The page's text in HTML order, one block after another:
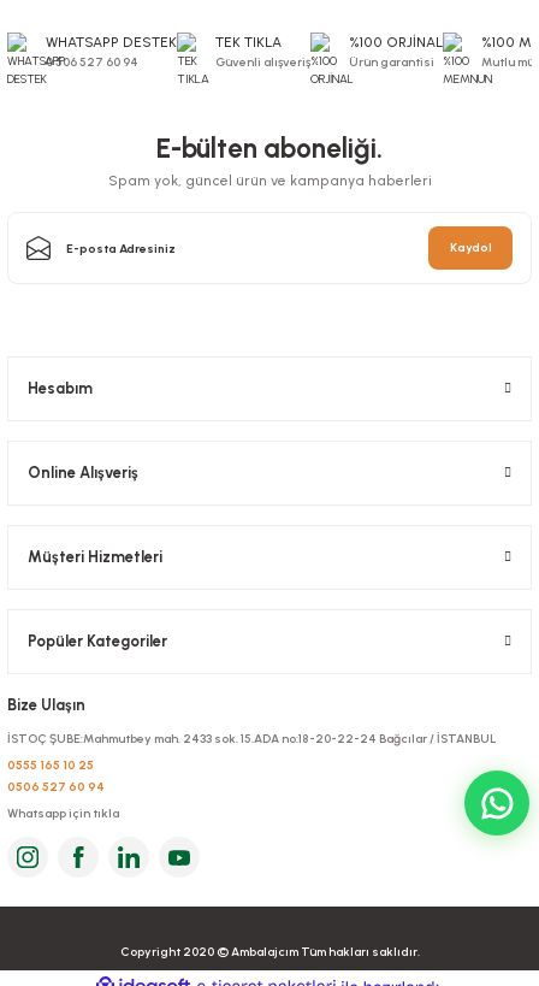
WHATSAPP DESTEK
0 506 527 60 94
TEK TIKLA
Güvenli alışveriş
%100 ORJİNAL
Ürün garantisi
%100
Mutlu
E-bülten aboneliği.
Spam yok, güncel ürün ve kampanya haberleri
Kaydol
Hesabım
Online Alışveriş
Müşteri Hizmetleri
Popüler Kategoriler
Bize Ulaşın
İSTOÇ ŞUBE:Mahmutbey mah. 2433 sok. 15.ADA no:18-20-22-24 Bağcılar / İSTANBUL
0555 165 10 25
0506 527 60 94
Whatsapp için tıkla
Copyright 2020 © Ambalajcım Tüm hakları saklıdır.